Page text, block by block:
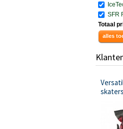
SFR
Totaal
alles
skaters